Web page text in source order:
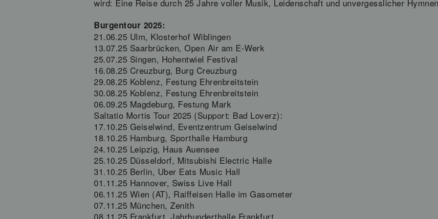
wird: Eine Reise durch 25 Jahre voller Musik, Leidenschaft und unvergesslicher
Burgentour 2025:
21.06.25 Ulm, Klosterhof Wiblingen
13.07.25 Saarbrücken, Open Air am E-Werk
25.07.25 Singen, Hohentwiel Festival
16.08.25 Creuzburg, Burg Creuzburg
29.08.25 Koblenz, Festung Ehrenbreitstein
30.08.25 Koblenz, Festung Ehrenbreitstein
06.09.25 Magdeburg, Festung Mark
Saltatio Mortis Tour 2025 (Support: Bad Loverz):
17.10.25 Geiselwind, Eventzentrum Geiselwind
18.10.25 Hamburg, Sporthalle Hamburg
24.10.25 Leipzig, Haus Auensee
25.10.25 Düsseldorf, Mitsubishi Electric Halle
31.10.25 Berlin, Uber Eats Music Hall
01.11.25 Hannover, Swiss Live Hall
06.11.25 Wien (AT), Raiffeisen Halle im Gasometer
07.11.25 München, Zenith
08.11.25 Frankfurt, Jahrhunderthalle Frankfurt